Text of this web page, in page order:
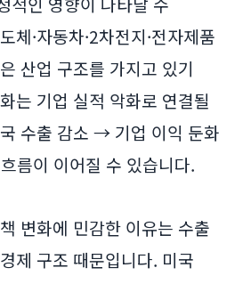
체·자동차·2차전지·전자제품
산업 구조를 가지고 있기
는 기업 실적 악화로 연결될
수출 감소 → 기업 이익 둔화
름이 이어질 수 있습니다.
변화에 민감한 이유는 수출
제 구조 때문입니다. 미국